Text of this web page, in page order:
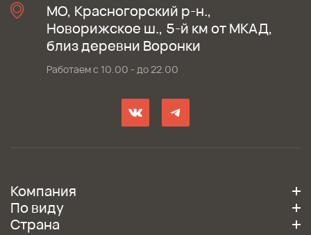
МО, Красногорский р-н.,
Новорижское ш., 5-й км от МКАД,
близ деревни Воронки
Работаем с 10.00 - до 22.00
Компания
По виду
Страна